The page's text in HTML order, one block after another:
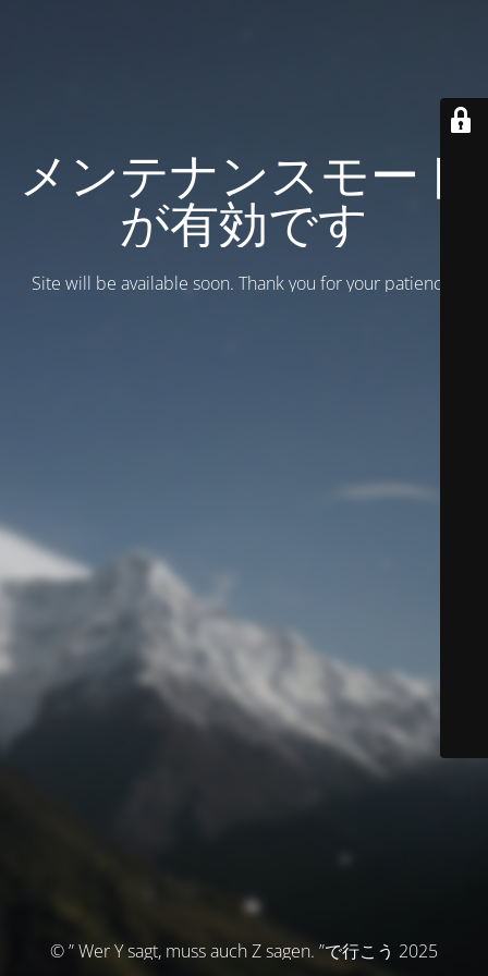
メンテナンスモード
が有効です
Site will be available soon. Thank you for your patience!
© ” Wer Y sagt, muss auch Z sagen. ”で行こう 2025